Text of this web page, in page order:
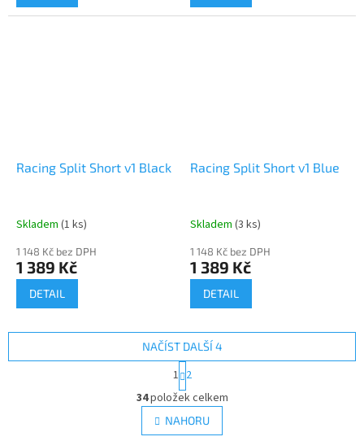
Racing Split Short v1 Black
Skladem (1 ks)
1 148 Kč bez DPH
1 389 Kč
DETAIL
Racing Split Short v1 Blue
Skladem (3 ks)
1 148 Kč bez DPH
1 389 Kč
DETAIL
O
v
l
á
NAČÍST DALŠÍ 4
S
t
r
á
n
k
1 2
34položek celkem
NAHORU